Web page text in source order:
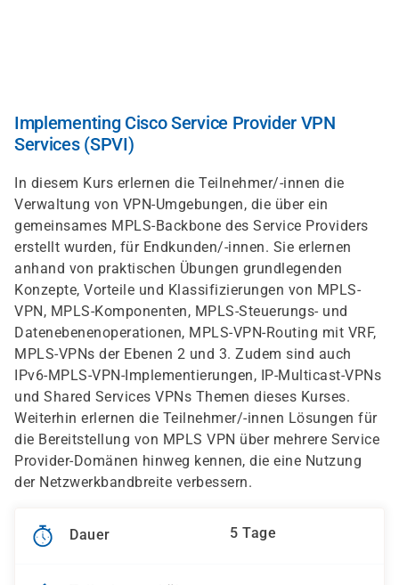
Implementing Cisco Service Provider VPN
Services (SPVI)
In diesem Kurs erlernen die Teilnehmer/-innen die
Verwaltung von VPN-Umgebungen, die über ein
gemeinsames MPLS-Backbone des Service Providers
erstellt wurden, für Endkunden/-innen. Sie erlernen
anhand von praktischen Übungen grundlegenden
Konzepte, Vorteile und Klassifizierungen von MPLS-
VPN, MPLS-Komponenten, MPLS-Steuerungs- und
Datenebenenoperationen, MPLS-VPN-Routing mit VRF,
MPLS-VPNs der Ebenen 2 und 3. Zudem sind auch
IPv6-MPLS-VPN-Implementierungen, IP-Multicast-VPNs
und Shared Services VPNs Themen dieses Kurses.
Weiterhin erlernen die Teilnehmer/-innen Lösungen für
die Bereitstellung von MPLS VPN über mehrere Service
Provider-Domänen hinweg kennen, die eine Nutzung
der Netzwerkbandbreite verbessern.
Dauer 5 Tage